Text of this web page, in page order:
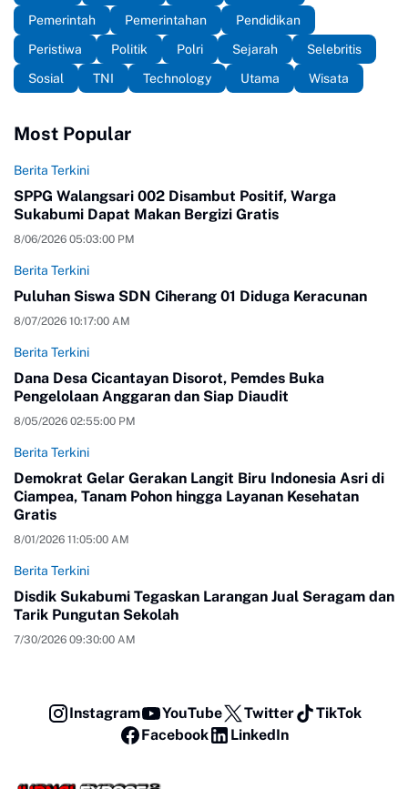
Pemerintah
Pemerintahan
Pendidikan
Peristiwa
Politik Polri Sejarah
Selebritis
Sosial
TNI Technology Utama Wisata
Most Popular
Berita Terkini
SPPG Walangsari 002 Disambut Positif, Warga
Sukabumi Dapat Makan Bergizi Gratis
8/06/2026 05:03:00 PM
Berita Terkini
Puluhan Siswa SDN Ciherang 01 Diduga Keracunan
8/07/2026 10:17:00 AM
Berita Terkini
Dana Desa Cicantayan Disorot, Pemdes Buka
Pengelolaan Anggaran dan Siap Diaudit
8/05/2026 02:55:00 PM
Berita Terkini
Demokrat Gelar Gerakan Langit Biru Indonesia Asri di
Ciampea, Tanam Pohon hingga Layanan Kesehatan
Gratis
8/01/2026 11:05:00 AM
Berita Terkini
Disdik Sukabumi Tegaskan Larangan Jual Seragam dan
Tarik Pungutan Sekolah
7/30/2026 09:30:00 AM
Instagram YouTube Twitter
TikTok
Facebook
LinkedIn